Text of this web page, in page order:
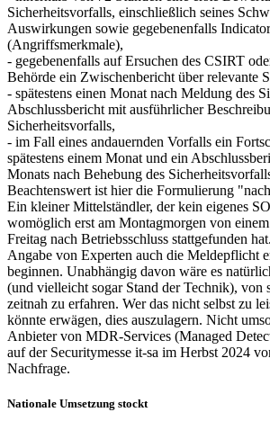
Sicherheitsvorfalls, einschließlich seines
Auswirkungen sowie gegebenenfalls
(Angriffsmerkmale),
- gegebenenfalls auf Ersuchen des CSIRT
Behörde ein Zwischenbericht über relevante
- spätestens einen Monat nach Meldung des
Abschlussbericht mit ausführlicher
Sicherheitsvorfalls,
- im Fall eines andauernden Vorfalls ein
spätestens einem Monat und ein
Monats nach Behebung des
Beachtenswert ist hier die Formulierung
Ein kleiner Mittelständler, der kein eigenes
womöglich erst am Montagmorgen von
Freitag nach Betriebsschluss stattgefunden
Angabe von Experten auch die Meldepflicht
beginnen. Unabhängig davon wäre es
(und vielleicht sogar Stand der Technik), von
zeitnah zu erfahren. Wer das nicht selbst zu
könnte erwägen, dies auszulagern. Nicht
Anbieter von MDR-Services (Managed
auf der Securitymesse it-sa im Herbst 2024
Nachfrage.
Nationale Umsetzung stockt